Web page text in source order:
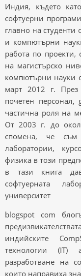
Индия, където
софтуерни
главно на студенти
и компютърни
работа по проекти,
на магистърско
компютърни науки
март 2012 г. През
почетен персонал,
частична роля на
От 2003 г. до
спомена, че съм
лаборатории,
физика в този
в тази книга
софтуерната
университет
blogspot com
индийските
технологии (IT)
разработване на
които направиха